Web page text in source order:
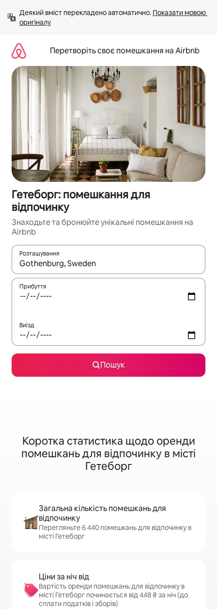
вмісту
Деякий вміст перекладено автоматично. Показати мовою
оригіналу
Перетворіть своє помешкання на Airbnb
Гетеборг: помешкання для
відпочинку
Знаходьте та бронюйте унікальні помешкання на
Airbnb
Розташування
Отримавши результати пошуку, використовуйте для
Прибуття
Виїзд
Пошук
Коротка статистика щодо оренди
помешкань для відпочинку в місті
Гетеборг
Загальна кількість помешкань для
відпочинку
Перегляньте 6 440 помешкань для відпочинку в
місті Гетеборг
Ціни за ніч від
Вартість оренди помешкань для відпочинку в
місті Гетеборг починається від 448 ₴ за ніч (до
сплати податків і зборів)